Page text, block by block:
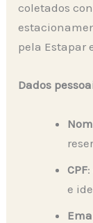
coletados
pela Estapar
Dados
CPF
e